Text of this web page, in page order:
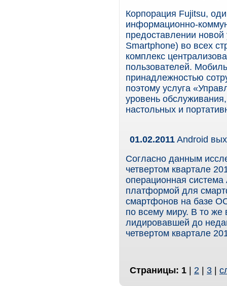
Корпорация Fujitsu,
информационно-
предоставлении
Smartphone) во всех
комплекс
пользователей.
принадлежностью
поэтому услуга
уровень
настольных и
01.02.2011Android
Согласно данным
четвертом квартале
операционная
платформой для
смартфонов на базе
по всему миру. В то же
лидировавшей до
четвертом квартале
Страницы: 1 | 2 | 3 |